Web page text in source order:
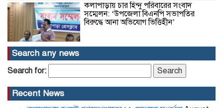
কলাপাড়ায় চার হিন্দু পরিবারের সংবাদ
সম্মেলন: ‘উপজেলা বিএনপি সভাপতির
বিরুদ্ধে আনা অভিযোগ ভিত্তিহীন’
Search any news
Search for:
Recent News